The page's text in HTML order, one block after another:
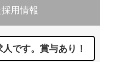
用情報
です。賞与あり！